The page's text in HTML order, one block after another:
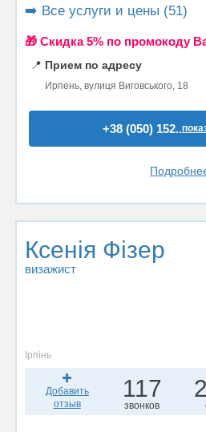
➡️ Все услуги и цены (51)
🎁 Cкидка 5% по промокоду
📍 Прием по адресу
Ирпень, вулиця Виговського, 18
+38 (050) 152..
Ксенія Фізер
визажист
Ірпінь
Добавить
отзыв
117
звонков